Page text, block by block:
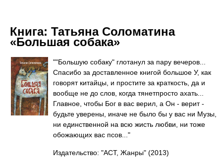
Книга: Татьяна Соломатина
«Большая собака»
""Большую собаку" глотанул за пару вечеров...
Спасибо за доставленное книгой большое У, как
говорят китайцы, и простите за краткость, да и
вообще не до слов, когда тянетпросто ахать...
Главное, чтобы Бог в вас верил, а Он - верит -
будьте уверены, иначе не было бы у вас ни Музы,
ни единственной на всю жисть любви, ни тоже
обожающих вас псов..."
Издательство: "АСТ, Жанры" (2013)